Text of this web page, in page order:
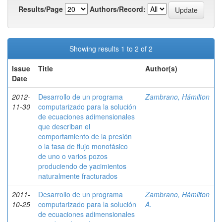
Results/Page
Authors/Record:
Showing results 1 to 2 of 2
Issue
Date
Title Author(s)
2012-
11-30
Desarrollo de un programa
computarizado para la solución
de ecuaciones adimensionales
que describan el
comportamiento de la presión
o la tasa de flujo monofásico
de uno o varios pozos
produciendo de yacimientos
naturalmente fracturados
Zambrano, Hámilton
2011-
10-25
Desarrollo de un programa
computarizado para la solución
de ecuaciones adimensionales
Zambrano, Hámilton
A.